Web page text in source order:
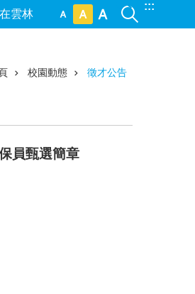
:::
雲林
校園動態 徵才公告
員甄選簡章